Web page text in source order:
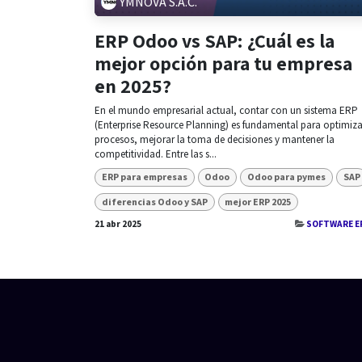
ERP Odoo vs SAP: ¿Cuál es la
mejor opción para tu empresa
en 2025?
En el mundo empresarial actual, contar con un sistema ERP
(Enterprise Resource Planning) es fundamental para
procesos, mejorar la toma de decisiones y mantener la
competitividad. Entre las s...
ERP para empresas Odoo Odoo para pymes SAP
diferencias Odoo y SAP mejor ERP 2025
21 abr 2025 SOFTWARE